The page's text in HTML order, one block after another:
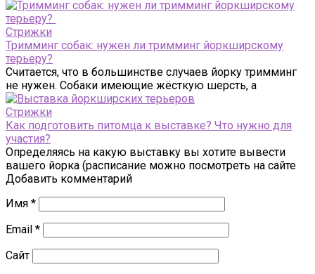
Стрижки
Тримминг собак: нужен ли тримминг йоркширскому
терьеру?
Считается, что в большинстве случаев йорку тримминг
не нужен. Собаки имеющие жёсткую шерсть, а
Стрижки
Как подготовить питомца к выставке? Что нужно для
участия?
Определяясь на какую выставку вы хотите вывести
вашего йорка (расписание можно посмотреть на сайте
Добавить комментарий
Имя *
Email *
Сайт